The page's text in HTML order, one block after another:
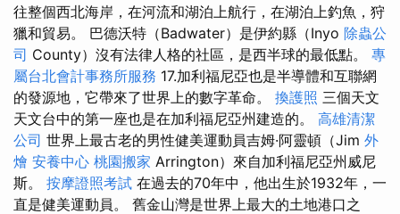
往整個西北海岸，在河流和湖泊上航行，在湖泊上釣魚，狩
獵和貿易。 巴德沃特（Badwater）是伊約縣（Inyo 除蟲公
司 County）沒有法律人格的社區，是西半球的最低點。 專
屬台北會計事務所服務 17.加利福尼亞也是半導體和互聯網
的發源地，它帶來了世界上的數字革命。 換護照 三個天文
天文台中的第一座也是在加利福尼亞州建造的。 高雄清潔
公司 世界上最古老的男性健美運動員吉姆·阿靈頓（Jim 外
燴 安養中心 桃園搬家 Arrington）來自加利福尼亞州威尼
斯。 按摩證照考試 在過去的70年中，他出生於1932年，一
直是健美運動員。 舊金山灣是世界上最大的土地港口之